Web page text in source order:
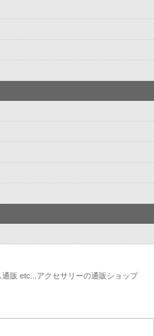
販 etc...アクセサリーの通販ショップ